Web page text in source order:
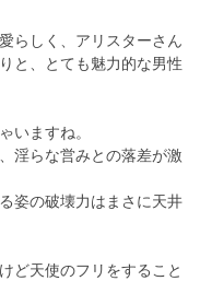
らしく、アリスターさん
と、とても魅力的な男性
いますね。
淫らな営みとの落差が激
姿の破壊力はまさに天井
ど天使のフリをすること